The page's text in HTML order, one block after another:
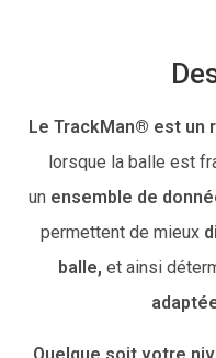
Le TrackMan® est un
lorsque la balle est
un ensemble de
permettent de mieux
balle, et ainsi
Quelque soit votre